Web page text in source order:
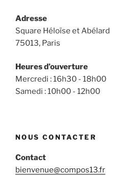
Adresse
Square Héloïse et Abélard
75013, Paris
Heures d’ouverture
Mercredi : 16h30 - 18h00
Samedi : 10h00 - 12h00
NOUS CONTACTER
Contact
bienvenue@compos13.fr